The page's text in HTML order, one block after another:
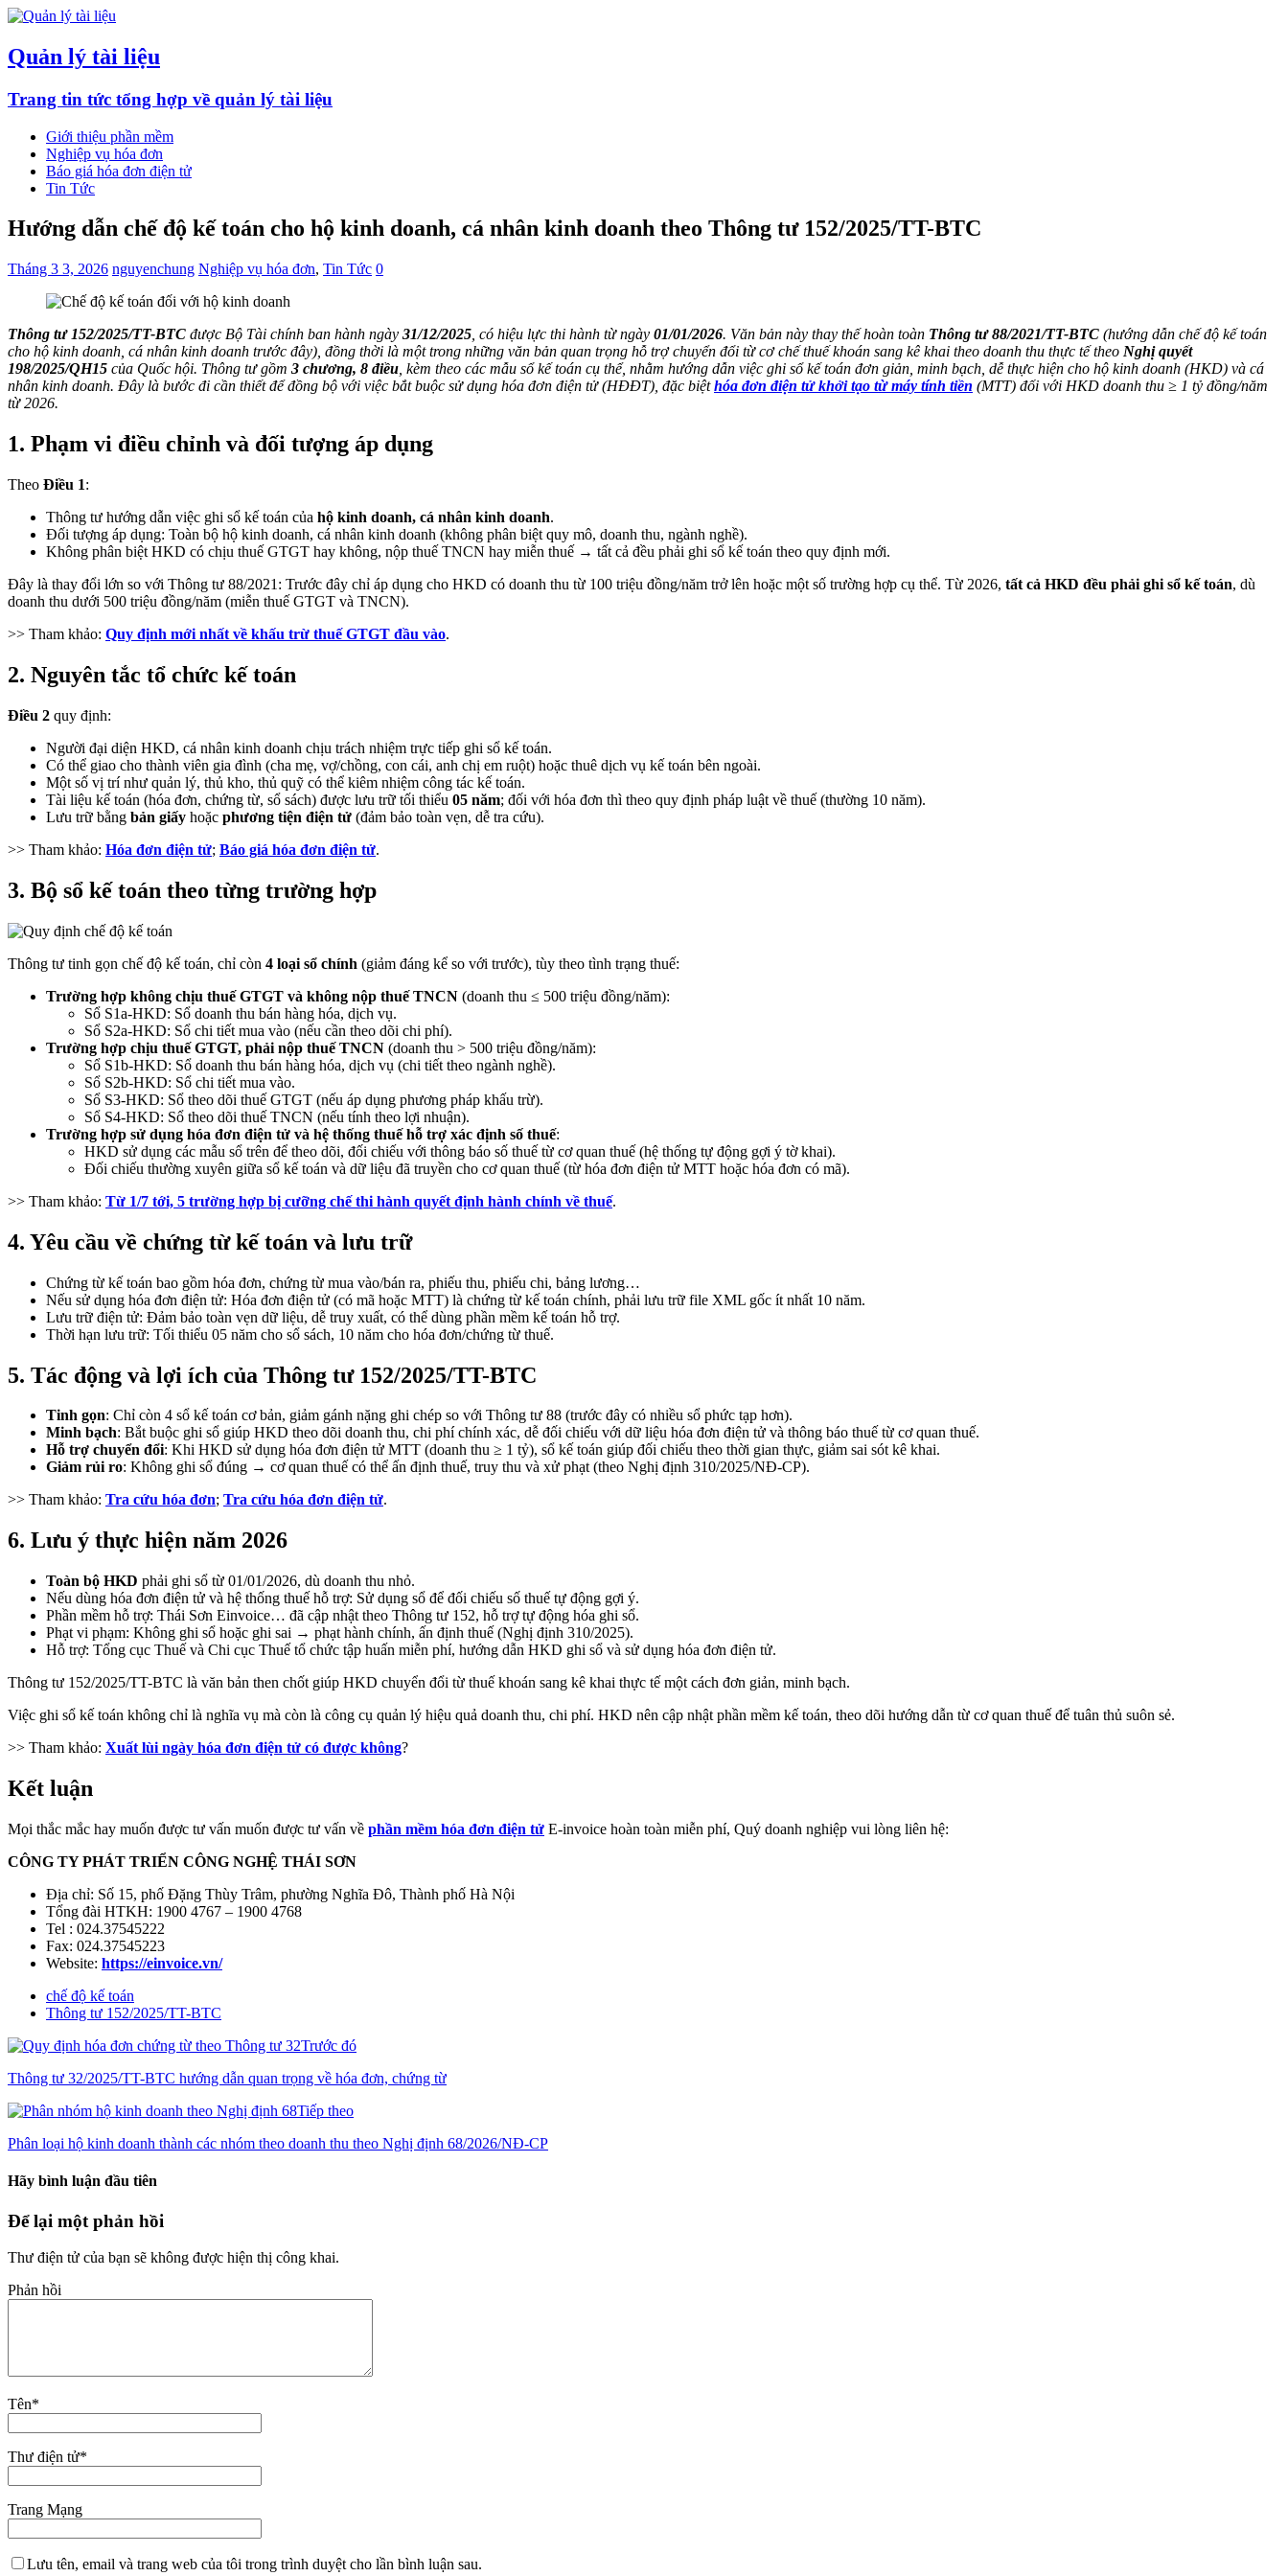
Quản lý tài liệu
Trang tin tức tổng hợp về quản lý tài liệu
Giới thiệu phần mềm
Nghiệp vụ hóa đơn
Báo giá hóa đơn điện tử
Tin Tức
Hướng dẫn chế độ kế toán cho hộ kinh doanh, cá nhân kinh doanh theo Thông tư 152/2025/TT-BTC
Tháng 3 3, 2026 nguyenchung Nghiệp vụ hóa đơn, Tin Tức 0
Thông tư 152/2025/TT-BTC được Bộ Tài chính ban hành ngày 31/12/2025 , có hiệu lực thi hành từ ngày 01/01/2026. Văn bản này thay thế hoàn toàn Thông tư 88/2021/TT-BTC (hướng dẫn chế độ kế toán
cho hộ kinh doanh, cá nhân kinh doanh trước đây), đồng thời là một trong những văn bản quan trọng hỗ trợ chuyển đổi từ cơ chế thuế khoán sang kê khai theo doanh thu thực tế theo Nghị quyết
198/2025/QH15 của Quốc hội. Thông tư gồm 3 chương, 8 điều , kèm theo các mẫu sổ kế toán cụ thể, nhằm hướng dẫn việc ghi sổ kế toán đơn giản, minh bạch, dễ thực hiện cho hộ kinh doanh (HKD) và cá
nhân kinh doanh. Đây là bước đi cần thiết để đồng bộ với việc bắt buộc sử dụng hóa đơn điện tử (HĐĐT), đặc biệthóa đơn điện tử khởi tạo từ máy tính tiền (MTT) đối với HKD doanh thu ≥ 1 tỷ đồng/năm
từ 2026.
1. Phạm vi điều chỉnh và đối tượng áp dụng
Theo Điều 1:
Thông tư hướng dẫn việc ghi sổ kế toán của hộ kinh doanh, cá nhân kinh doanh.
Đối tượng áp dụng: Toàn bộ hộ kinh doanh, cá nhân kinh doanh (không phân biệt quy mô, doanh thu, ngành nghề).
Không phân biệt HKD có chịu thuế GTGT hay không, nộp thuế TNCN hay miễn thuế → tất cả đều phải ghi sổ kế toán theo quy định mới.
Đây là thay đổi lớn so với Thông tư 88/2021: Trước đây chỉ áp dụng cho HKD có doanh thu từ 100 triệu đồng/năm trở lên hoặc một số trường hợp cụ thể. Từ 2026, tất cả HKD đều phải ghi sổ kế toán, dù
doanh thu dưới 500 triệu đồng/năm (miễn thuế GTGT và TNCN).
>> Tham khảo: Quy định mới nhất về khấu trừ thuế GTGT đầu vào.
2. Nguyên tắc tổ chức kế toán
Điều 2 quy định:
Người đại diện HKD, cá nhân kinh doanh chịu trách nhiệm trực tiếp ghi sổ kế toán.
Có thể giao cho thành viên gia đình (cha mẹ, vợ/chồng, con cái, anh chị em ruột) hoặc thuê dịch vụ kế toán bên ngoài.
Một số vị trí như quản lý, thủ kho, thủ quỹ có thể kiêm nhiệm công tác kế toán.
Tài liệu kế toán (hóa đơn, chứng từ, sổ sách) được lưu trữ tối thiểu 05 năm; đối với hóa đơn thì theo quy định pháp luật về thuế (thường 10 năm).
Lưu trữ bằng bản giấy hoặc phương tiện điện tử (đảm bảo toàn vẹn, dễ tra cứu).
>> Tham khảo: Hóa đơn điện tử; Báo giá hóa đơn điện tử.
3. Bộ sổ kế toán theo từng trường hợp
Thông tư tinh gọn chế độ kế toán, chỉ còn 4 loại sổ chính (giảm đáng kể so với trước), tùy theo tình trạng thuế:
Trường hợp không chịu thuế GTGT và không nộp thuế TNCN (doanh thu ≤ 500 triệu đồng/năm):
Sổ S1a-HKD: Sổ doanh thu bán hàng hóa, dịch vụ.
Sổ S2a-HKD: Sổ chi tiết mua vào (nếu cần theo dõi chi phí).
Trường hợp chịu thuế GTGT, phải nộp thuế TNCN (doanh thu > 500 triệu đồng/năm):
Sổ S1b-HKD: Sổ doanh thu bán hàng hóa, dịch vụ (chi tiết theo ngành nghề).
Sổ S2b-HKD: Sổ chi tiết mua vào.
Sổ S3-HKD: Sổ theo dõi thuế GTGT (nếu áp dụng phương pháp khấu trừ).
Sổ S4-HKD: Sổ theo dõi thuế TNCN (nếu tính theo lợi nhuận).
Trường hợp sử dụng hóa đơn điện tử và hệ thống thuế hỗ trợ xác định số thuế:
HKD sử dụng các mẫu sổ trên để theo dõi, đối chiếu với thông báo số thuế từ cơ quan thuế (hệ thống tự động gợi ý tờ khai).
Đối chiếu thường xuyên giữa sổ kế toán và dữ liệu đã truyền cho cơ quan thuế (từ hóa đơn điện tử MTT hoặc hóa đơn có mã).
>> Tham khảo: Từ 1/7 tới, 5 trường hợp bị cưỡng chế thi hành quyết định hành chính về thuế.
4. Yêu cầu về chứng từ kế toán và lưu trữ
Chứng từ kế toán bao gồm hóa đơn, chứng từ mua vào/bán ra, phiếu thu, phiếu chi, bảng lương…
Nếu sử dụng hóa đơn điện tử: Hóa đơn điện tử (có mã hoặc MTT) là chứng từ kế toán chính, phải lưu trữ file XML gốc ít nhất 10 năm.
Lưu trữ điện tử: Đảm bảo toàn vẹn dữ liệu, dễ truy xuất, có thể dùng phần mềm kế toán hỗ trợ.
Thời hạn lưu trữ: Tối thiểu 05 năm cho sổ sách, 10 năm cho hóa đơn/chứng từ thuế.
5. Tác động và lợi ích của Thông tư 152/2025/TT-BTC
Tinh gọn: Chỉ còn 4 sổ kế toán cơ bản, giảm gánh nặng ghi chép so với Thông tư 88 (trước đây có nhiều sổ phức tạp hơn).
Minh bạch: Bắt buộc ghi sổ giúp HKD theo dõi doanh thu, chi phí chính xác, dễ đối chiếu với dữ liệu hóa đơn điện tử và thông báo thuế từ cơ quan thuế.
Hỗ trợ chuyển đổi: Khi HKD sử dụng hóa đơn điện tử MTT (doanh thu ≥ 1 tỷ), sổ kế toán giúp đối chiếu theo thời gian thực, giảm sai sót kê khai.
Giảm rủi ro: Không ghi sổ đúng → cơ quan thuế có thể ấn định thuế, truy thu và xử phạt (theo Nghị định 310/2025/NĐ-CP).
>> Tham khảo: Tra cứu hóa đơn; Tra cứu hóa đơn điện tử.
6. Lưu ý thực hiện năm 2026
Toàn bộ HKD phải ghi sổ từ 01/01/2026, dù doanh thu nhỏ.
Nếu dùng hóa đơn điện tử và hệ thống thuế hỗ trợ: Sử dụng sổ để đối chiếu số thuế tự động gợi ý.
Phần mềm hỗ trợ: Thái Sơn Einvoice… đã cập nhật theo Thông tư 152, hỗ trợ tự động hóa ghi sổ.
Phạt vi phạm: Không ghi sổ hoặc ghi sai → phạt hành chính, ấn định thuế (Nghị định 310/2025).
Hỗ trợ: Tổng cục Thuế và Chi cục Thuế tổ chức tập huấn miễn phí, hướng dẫn HKD ghi sổ và sử dụng hóa đơn điện tử.
Thông tư 152/2025/TT-BTC là văn bản then chốt giúp HKD chuyển đổi từ thuế khoán sang kê khai thực tế một cách đơn giản, minh bạch.
Việc ghi sổ kế toán không chỉ là nghĩa vụ mà còn là công cụ quản lý hiệu quả doanh thu, chi phí. HKD nên cập nhật phần mềm kế toán, theo dõi hướng dẫn từ cơ quan thuế để tuân thủ suôn sẻ.
>> Tham khảo: Xuất lùi ngày hóa đơn điện tử có được không?
Kết luận
Mọi thắc mắc hay muốn được tư vấn muốn được tư vấn về phần mềm hóa đơn điện tử E-invoice hoàn toàn miễn phí, Quý doanh nghiệp vui lòng liên hệ:
CÔNG TY PHÁT TRIỂN CÔNG NGHỆ THÁI SƠN
Địa chỉ: Số 15, phố Đặng Thùy Trâm, phường Nghĩa Đô, Thành phố Hà Nội
Tổng đài HTKH: 1900 4767 – 1900 4768
Tel : 024.37545222
Fax: 024.37545223
Website: https://einvoice.vn/
chế độ kế toán
Thông tư 152/2025/TT-BTC
Trước đó
Thông tư 32/2025/TT-BTC hướng dẫn quan trọng về hóa đơn, chứng từ
Tiếp theo
Phân loại hộ kinh doanh thành các nhóm theo doanh thu theo Nghị định 68/2026/NĐ-CP
Hãy bình luận đầu tiên
Để lại một phản hồi
Thư điện tử của bạn sẽ không được hiện thị công khai.
Phản hồi
Tên*
Thư điện tử*
Trang Mạng
Lưu tên, email và trang web của tôi trong trình duyệt cho lần bình luận sau.